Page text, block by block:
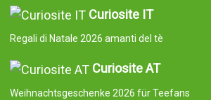
Curiosite IT
Regali di Natale 2026 amanti del tè
Curiosite AT
Weihnachtsgeschenke 2026 für Teefans